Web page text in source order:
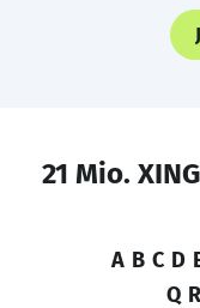
21 Mio.
A B C D
Q R